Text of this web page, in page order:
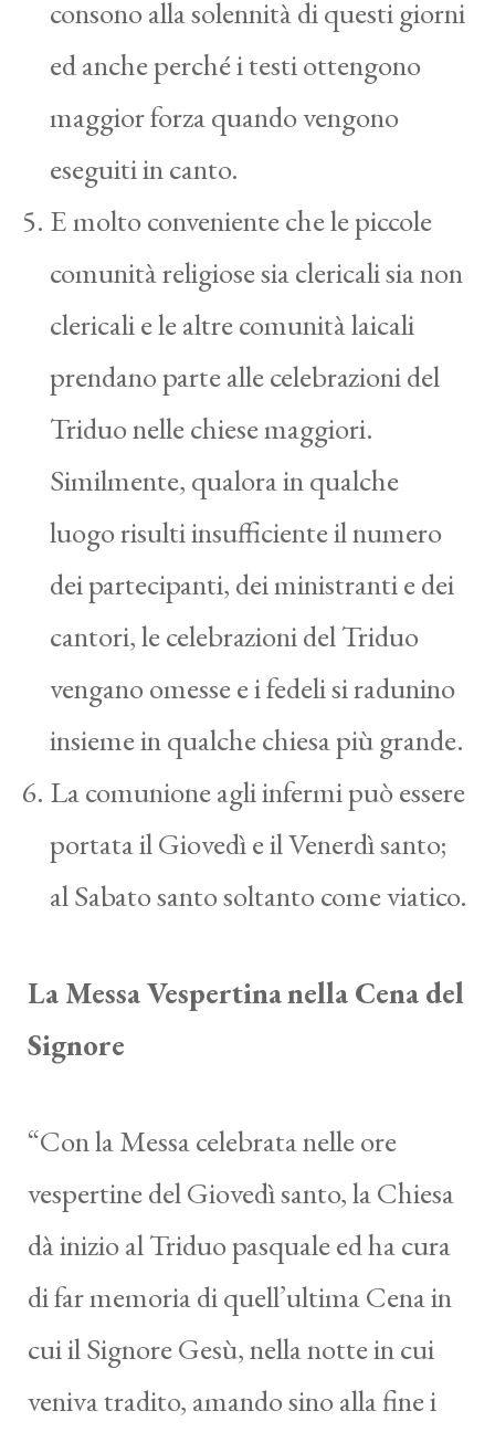
consono alla solennità di questi giorni
ed anche perché i testi ottengono
maggior forza quando vengono
eseguiti in canto.
E molto conveniente che le piccole
comunità religiose sia clericali sia non
clericali e le altre comunità laicali
prendano parte alle celebrazioni del
Triduo nelle chiese maggiori.
Similmente, qualora in qualche
luogo risulti insufficiente il numero
dei partecipanti, dei ministranti e dei
cantori, le celebrazioni del Triduo
vengano omesse e i fedeli si radunino
insieme in qualche chiesa più grande.
La comunione agli infermi può essere
portata il Giovedì e il Venerdì santo;
al Sabato santo soltanto come viatico.
La Messa Vespertinanella Cena del
Signore
“Con la Messa celebrata nelle ore
vespertine del Giovedì santo, la Chiesa
dà inizio al Triduo pasquale ed ha cura
di far memoria di quell’ultima Cena in
cui il Signore Gesù, nella notte in cui
veniva tradito, amando sino alla fine i